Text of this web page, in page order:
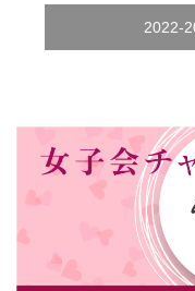
2022-